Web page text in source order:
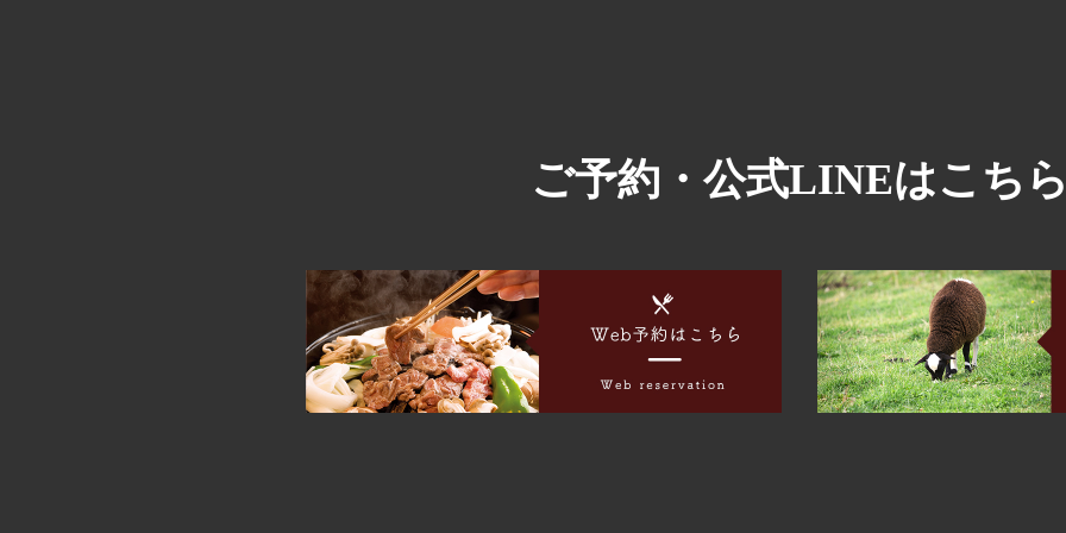
ご予約・公式LINEはこち